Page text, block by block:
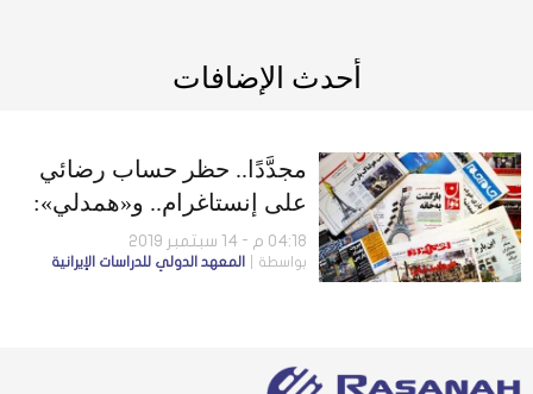
أحدث الإضافات
مجدَّدًا.. حظر حساب رضائي
على إنستاغرام.. و«همدلي»:
رسائل عزل بولتون ليست في
مصلحة طهران
04:18 م - 14 سبتمبر 2019
بواسطة المعهد الدولي للدراسات الإيرانية